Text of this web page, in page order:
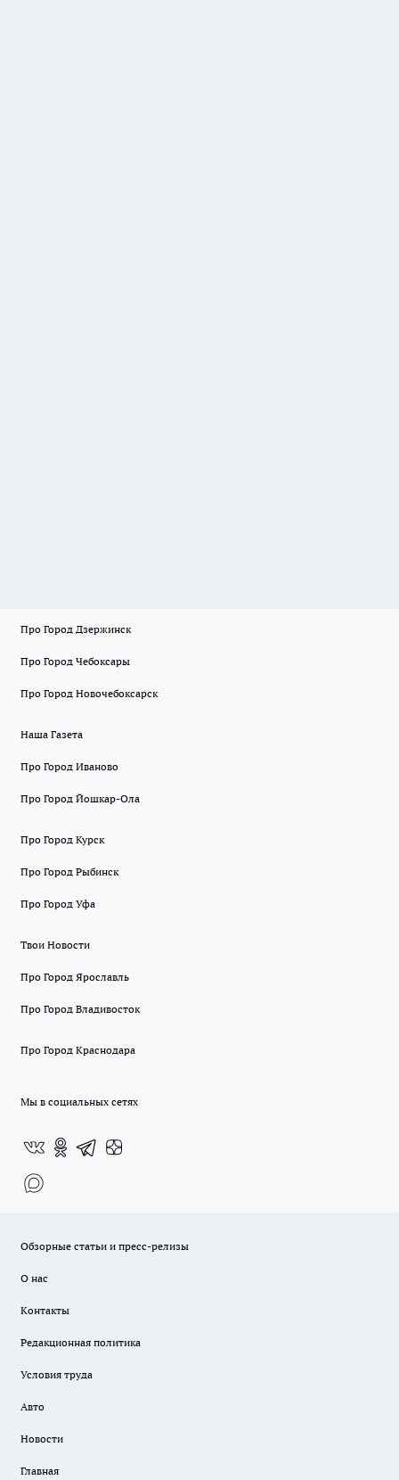
Про Город Дзержинск
Про Город Чебоксары
Про Город Новочебоксарск
Наша Газета
Про Город Иваново
Про Город Йошкар-Ола
Про Город Курск
Про Город Рыбинск
Про Город Уфа
Твои Новости
Про Город Ярославль
Про Город Владивосток
Про Город Краснодара
Мы в социальных сетях
Обзорные статьи и пресс-релизы
О нас
Контакты
Редакционная политика
Условия труда
Авто
Новости
Главная